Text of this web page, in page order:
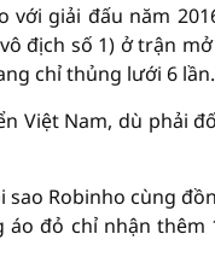
với giải đấu năm
địch số 1) ở trận
chỉ thủng lưới 6 lần.
Việt Nam, dù phải
Robinho cùng
áo đỏ chỉ nhận thêm